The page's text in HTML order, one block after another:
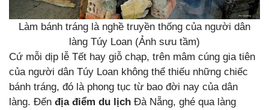
Làm bánh tráng là nghề truyền thống của người dân
làng Túy Loan (Ảnh sưu tầm)
Cứ mỗi dịp lễ Tết hay giỗ chạp, trên mâm cúng gia tiên
của người dân Túy Loan không thể thiếu những chiếc
bánh tráng, đó là phong tục từ bao đời nay của dân
làng. Đến địa điểm du lịch Đà Nẵng, ghé qua làng